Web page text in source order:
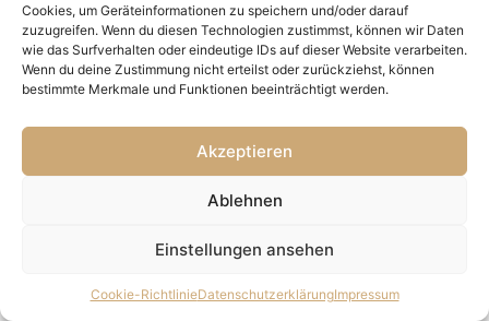
Cookies, um Geräteinformationen zu speichern und/oder darauf
zuzugreifen. Wenn du diesen Technologien zustimmst, können wir Daten
wie das Surfverhalten oder eindeutige IDs auf dieser Website verarbeiten.
Wenn du deine Zustimmung nicht erteilst oder zurückziehst, können
bestimmte Merkmale und Funktionen beeinträchtigt werden.
Akzeptieren
Ablehnen
Einstellungen ansehen
Cookie-RichtlinieDatenschutzerklärungImpressum